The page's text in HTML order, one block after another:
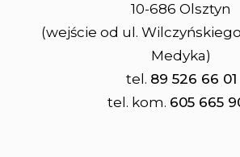
10-686 Olsztyn
(wejście od ul.
Medyka)
tel. 89 526 66 01
tel. kom. 605 665